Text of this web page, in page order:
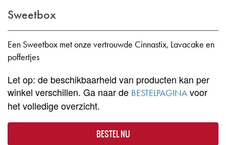
Sweetbox
Een Sweetbox met onze vertrouwde Cinnastix, Lavacake en
poffertjes
Let op: de beschikbaarheid van producten kan per
winkel verschillen. Ga naar de BESTELPAGINA voor
het volledige overzicht.
BESTEL NU